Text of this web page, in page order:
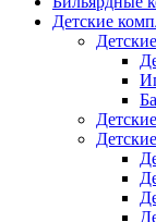
Детские